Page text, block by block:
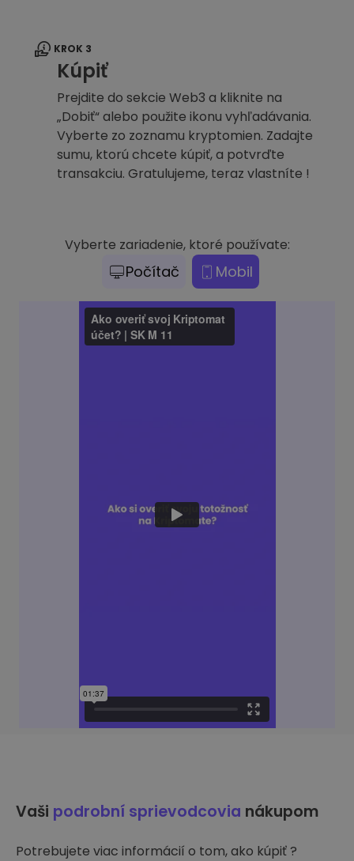
KROK 3
Kúpiť
Prejdite do sekcie Web3 a kliknite na
„Dobiť“ alebo použite ikonu vyhľadávania.
Vyberte zo zoznamu kryptomien. Zadajte
sumu, ktorú chcete kúpiť, a potvrďte
transakciu. Gratulujeme, teraz vlastníte !
Vyberte zariadenie, ktoré používate:
Počítač Mobil
Vaši podrobní sprievodcovia nákupom
Potrebujete viac informácií o tom, ako kúpiť ?